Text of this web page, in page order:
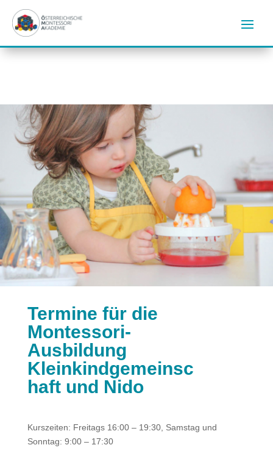
Termine für die
Montessori-
Ausbildung
Kleinkindgemeinsc
haft und Nido
Kurszeiten: Freitags 16:00 – 19:30, Samstag und
Sonntag: 9:00 – 17:30